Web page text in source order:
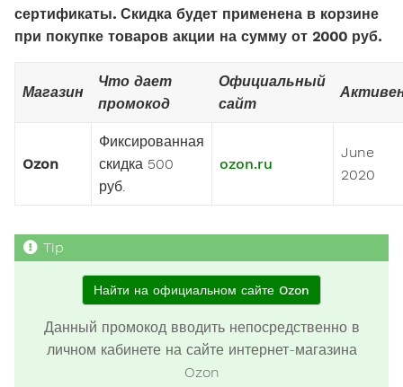
сертификаты. Скидка будет применена в корзине
при покупке товаров акции на сумму от 2000 руб.
Магазин
Что дает
промокод
Официальный
сайт
Ozon
Фиксированная
скидка 500
руб.
ozon.ru
June
2020
Найти на официальном сайте Ozon
Данный промокод вводить непосредственно в
личном кабинете на сайте интернет-магазина
Ozon